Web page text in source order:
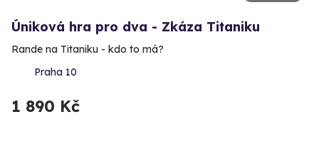
Úniková hra pro dva - Zkáza Titaniku
Rande na Titaniku - kdo to má?
Praha 10
1 890 Kč